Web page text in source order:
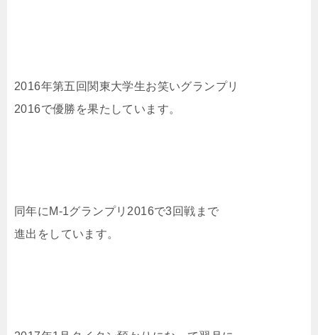
2016年第五回関東大学生お笑いグランプリ
2016で優勝を果たしています。
同年にM-1グランプリ2016で3回戦まで
進出をしています。